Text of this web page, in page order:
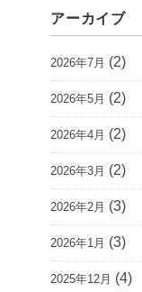
アーカイブ
2026年7月 (2)
2026年5月 (2)
2026年4月 (2)
2026年3月 (2)
2026年2月 (3)
2026年1月 (3)
2025年12月 (4)